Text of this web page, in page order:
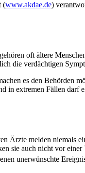
(www.akdae.de)
oft ältere
die verdächtigen
es den Behörden
in extremen Fällen darf
Ärzte melden niemals
sie auch nicht vor einer
unerwünschte